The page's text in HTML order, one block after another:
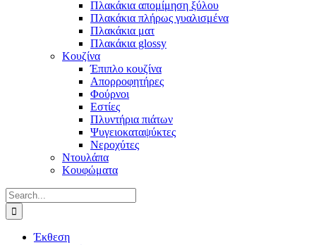
Πλακάκια απομίμηση ξύλου
Πλακάκια πλήρως γυαλισμένα
Πλακάκια ματ
Πλακάκια glossy
Κουζίνα
Έπιπλο κουζίνα
Απορροφητήρες
Φούρνοι
Εστίες
Πλυντήρια πιάτων
Ψυγειοκαταψύκτες
Νεροχύτες
Ντουλάπα
Κουφώματα
Search
for:
Έκθεση